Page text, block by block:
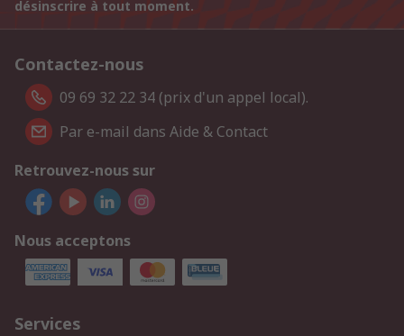
désinscrire à tout moment.
Contactez-nous
09 69 32 22 34 (prix d'un appel local).
Par e-mail dans Aide & Contact
Retrouvez-nous sur
Nous acceptons
Services